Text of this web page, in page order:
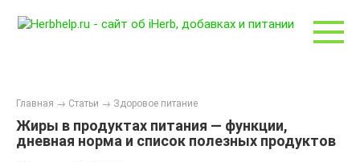
Главная → Статьи → Здоровое питание
Жиры в продуктах питания — функции,
дневная норма и список полезных продуктов